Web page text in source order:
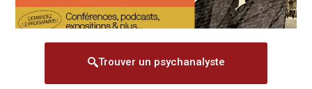
Trouver un psychanalyste